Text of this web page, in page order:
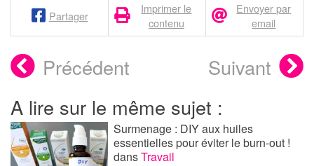
Partager
Imprimer le
contenu
Envoyer par
email
Précédent
Suivant
A lire sur le même sujet :
Surmenage : DIY aux huiles
essentielles pour éviter le burn-out !
dansTravail